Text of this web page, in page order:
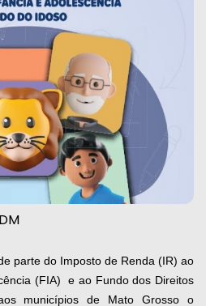
parte do Imposto de Renda (IR) ao
(FIA) e ao Fundo dos Direitos
municípios de Mato Grosso o